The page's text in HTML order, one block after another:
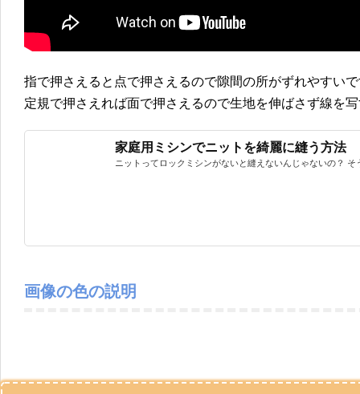
指で押さえると点で押さえるので隙間の所がずれやすい
定規で押さえれば面で押さえるので生地を伸ばさず線を
家庭用ミシンでニットを綺麗に縫う方法
ニットってロックミシンがないと縫えないんじゃないの？
画像の色の説明